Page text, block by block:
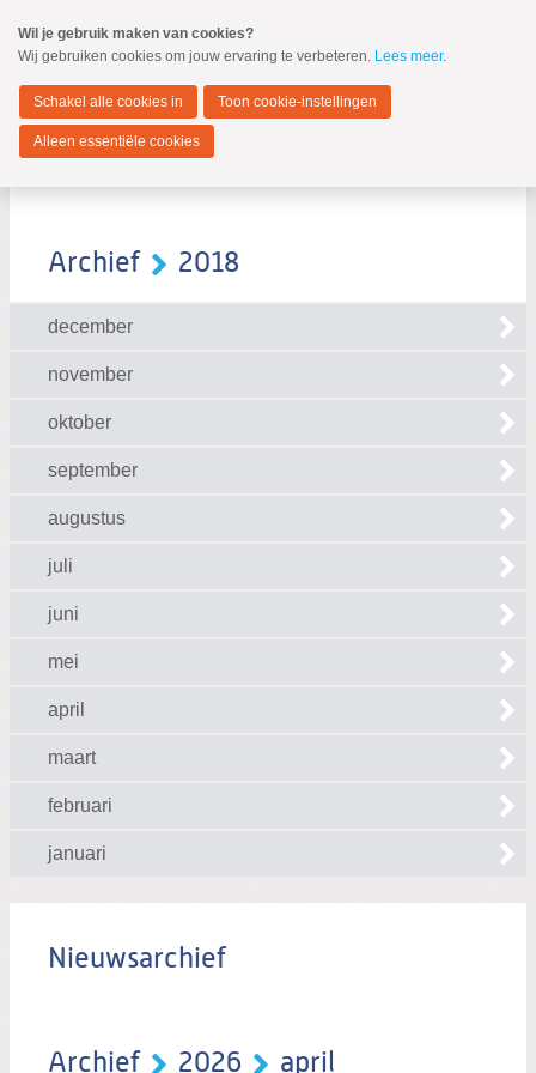
naar
Spring
de
inhoud
Spring
naar
Zwijndrecht
MENU
Zoeken:
Archief 2018
december
november
oktober
september
augustus
juli
juni
mei
april
maart
februari
januari
Nieuwsarchief
Archief 2026 april
Wil je gebruik maken van cookies?
Wij gebruiken cookies om jouw ervaring te verbeteren. Lees meer.
Schakel alle cookies in Toon cookie-instellingen
Alleen essentiële cookies